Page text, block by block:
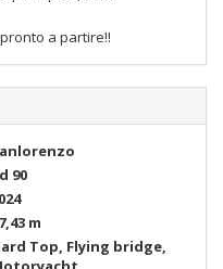
a partire!!
90
m
Top, Flying bridge,